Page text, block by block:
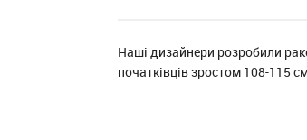
Наші дизайнери розробили
початківців зростом 108-115